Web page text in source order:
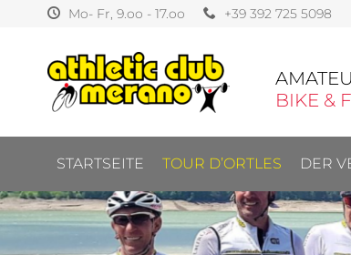
Mo- Fr, 9.oo - 17.oo +39 392 725 5098
BIKE &
STARTSEITE TOUR D’ORTLES DER